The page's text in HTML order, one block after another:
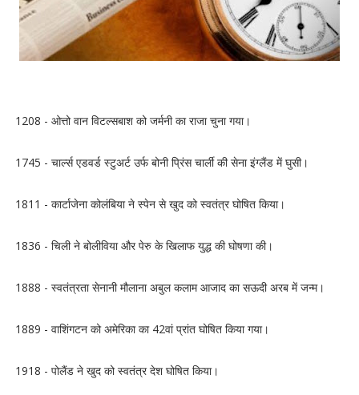
1208 - ओत्तो वान विटल्सबाश को जर्मनी का राजा चुना गया।
1745 - चार्ल्स एडवर्ड स्टुअर्ट उर्फ बोनी प्रिंस चार्ली की सेना इंग्लैंड में घुसी।
1811 - कार्टाजेना कोलंबिया ने स्पेन से खुद को स्वतंत्र घोषित किया।
1836 - चिली ने बोलीविया और पेरु के खिलाफ युद्ध की घोषणा की।
1888 - स्वतंत्रता सेनानी मौलाना अबुल कलाम आजाद का सऊदी अरब में जन्म।
1889 - वाशिंगटन को अमेरिका का 42वां प्रांत घोषित किया गया।
1918 - पोलैंड ने खुद को स्वतंत्र देश घोषित किया।